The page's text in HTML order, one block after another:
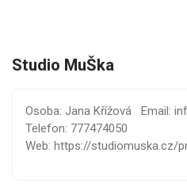
Studio MuŠka
Osoba: Jana Křížová
Email:
Telefon: 777474050
Web: https://studiomuska.cz/